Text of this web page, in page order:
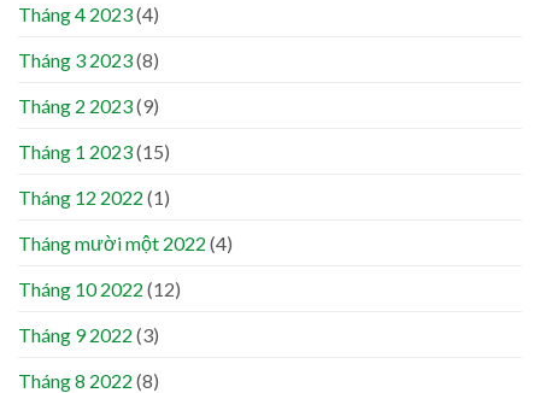
Tháng 4 2023(4)
Tháng 3 2023(8)
Tháng 2 2023(9)
Tháng 1 2023(15)
Tháng 12 2022 (1)
Tháng mười một 2022 (4)
Tháng 10 2022 (12)
Tháng 9 2022 (3)
Tháng 8 2022 (8)